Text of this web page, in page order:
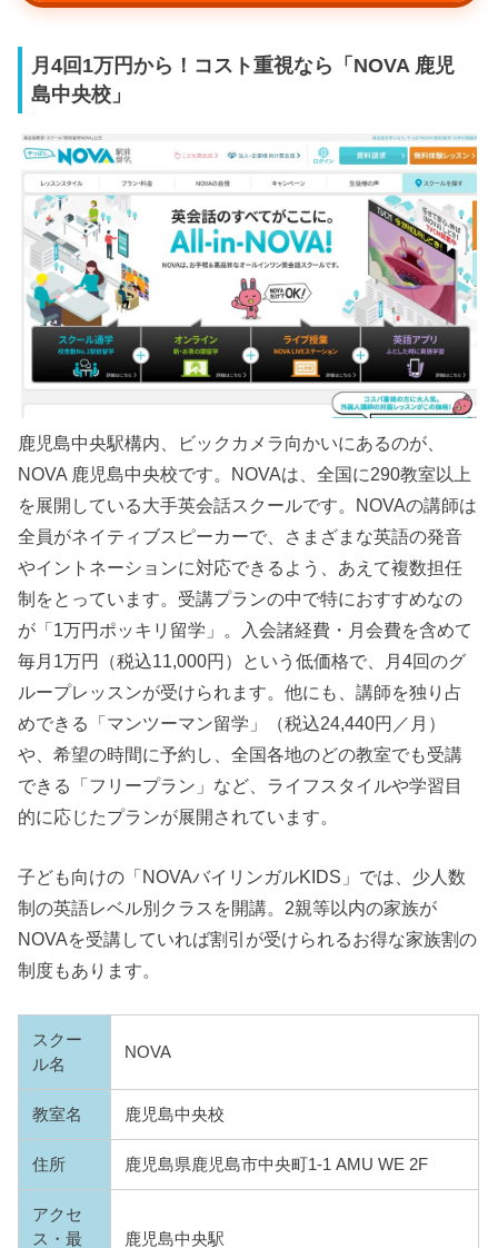
月4回1万円から！コスト重視なら「NOVA 鹿児
島中央校」
鹿児島中央駅構内、ビックカメラ向かいにあるのが、
NOVA 鹿児島中央校です。NOVAは、全国に290教室以上
を展開している大手英会話スクールです。NOVAの講師は
全員がネイティブスピーカーで、さまざまな英語の発音
やイントネーションに対応できるよう、あえて複数担任
制をとっています。受講プランの中で特におすすめなの
が「1万円ポッキリ留学」。入会諸経費・月会費を含めて
毎月1万円（税込11,000円）という低価格で、月4回のグ
ループレッスンが受けられます。他にも、講師を独り占
めできる「マンツーマン留学」（税込24,440円／月）
や、希望の時間に予約し、全国各地のどの教室でも受講
できる「フリープラン」など、ライフスタイルや学習目
的に応じたプランが展開されています。
子ども向けの「NOVAバイリンガルKIDS」では、少人数
制の英語レベル別クラスを開講。2親等以内の家族が
NOVAを受講していれば割引が受けられるお得な家族割の
制度もあります。
スクー
ル名
NOVA
教室名 鹿児島中央校
住所 鹿児島県鹿児島市中央町1-1 AMU WE 2F
アクセ
ス・最
鹿児島中央駅